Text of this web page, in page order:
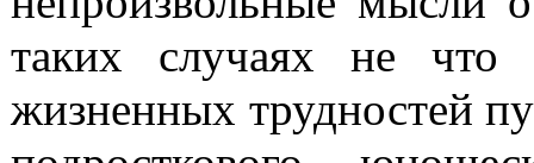
таких случаях не что
жизненных трудностей